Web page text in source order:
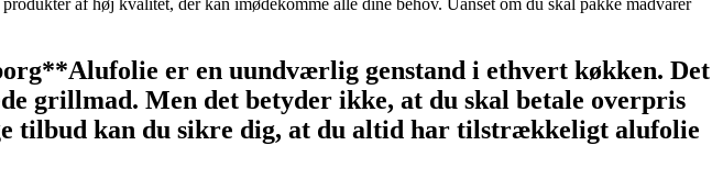
af høj kvalitet, der kan imødekomme alle dine behov. Uanset om du skal pakke madvarer
er en uundværlig genstand i ethvert køkken. Det
grillmad. Men det betyder ikke, at du skal betale overpris
tilbud kan du sikre dig, at du altid har tilstrækkeligt alufolie